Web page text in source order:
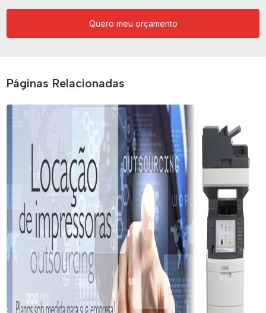
Quero meu orçamento
Páginas Relacionadas